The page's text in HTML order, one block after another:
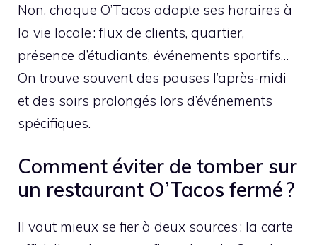
Non, chaque O’Tacos adapte ses horaires à
la vie locale : flux de clients, quartier,
présence d’étudiants, événements sportifs…
On trouve souvent des pauses l’après-midi
et des soirs prolongés lors d’événements
spécifiques.
Comment éviter de tomber sur
un restaurant O’Tacos fermé ?
Il vaut mieux se fier à deux sources : la carte